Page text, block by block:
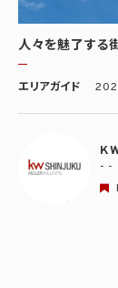
人々を魅了する
エリアガイド
- -